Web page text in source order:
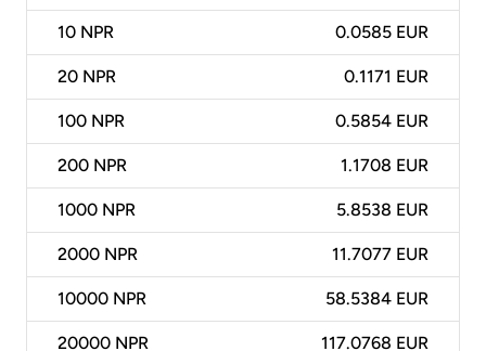
10 NPR 0.0585 EUR
20 NPR 0.1171 EUR
100 NPR 0.5854 EUR
200 NPR 1.1708 EUR
1000 NPR 5.8538 EUR
2000 NPR 11.7077 EUR
10000 NPR 58.5384 EUR
20000 NPR 117.0768 EUR